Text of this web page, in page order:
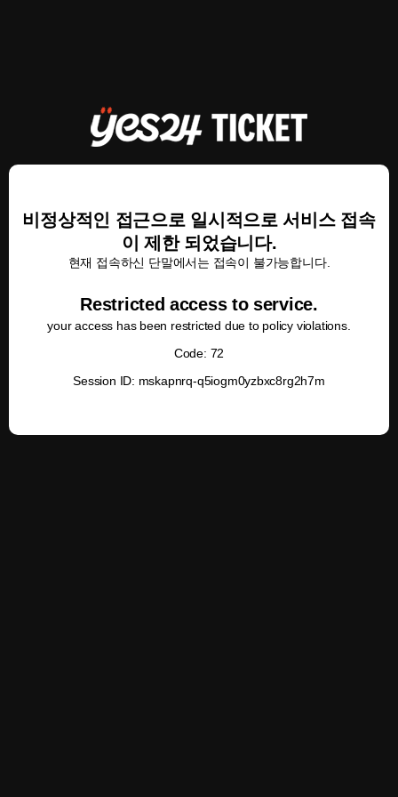
비정상적인 접근으로 일시적으로 서비스 접속
이 제한 되었습니다.
현재 접속하신 단말에서는 접속이 불가능합니다.
Restricted access to service.
your access has been restricted due to policy violations.
Code: 72
Session ID: mskapnrq-q5iogm0yzbxc8rg2h7m